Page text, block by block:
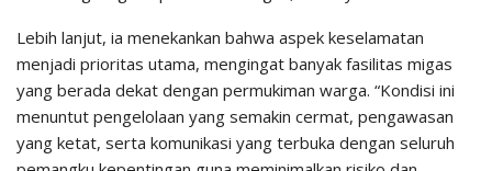
Lebih lanjut, ia menekankan bahwa aspek keselamatan
menjadi prioritas utama, mengingat banyak fasilitas migas
yang berada dekat dengan permukiman warga. “Kondisi ini
menuntut pengelolaan yang semakin cermat, pengawasan
yang ketat, serta komunikasi yang terbuka dengan seluruh